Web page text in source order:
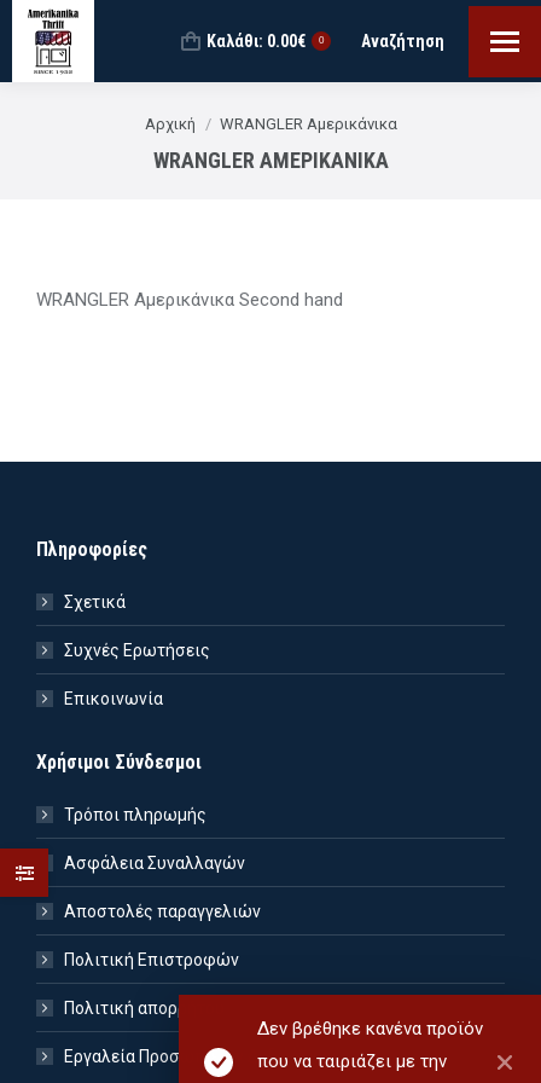
Καλάθι: 0.00€ 0 Search:
Αναζήτηση
You are here:
Αρχική WRANGLER Αμερικάνικα
WRANGLER ΑΜΕΡΙΚΆΝΙΚΑ
WRANGLER Αμερικάνικα Second hand
Δεν βρέθηκε κανένα προϊόν
που να ταιριάζει με την
Πληροφορίες
Σχετικά
Συχνές Ερωτήσεις
Επικοινωνία
Χρήσιμοι Σύνδεσμοι
Τρόποι πληρωμής
Ασφάλεια Συναλλαγών
Αποστολές παραγγελιών
Πολιτική Επιστροφών
Πολιτική απορρήτου
Εργαλεία Προσωπικών Δεδομένων